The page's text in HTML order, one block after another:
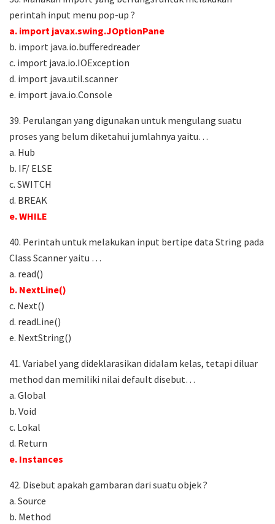
perintah input menu pop-up ?
a. import javax.swing.JOptionPane
b. import java.io.bufferedreader
c. import java.io.IOException
d. import java.util.scanner
e. import java.io.Console
39. Perulangan yang digunakan untuk mengulang suatu
proses yang belum diketahui jumlahnya yaitu…
a. Hub
b. IF/ ELSE
c. SWITCH
d. BREAK
e. WHILE
40. Perintah untuk melakukan input bertipe data String pada
Class Scanner yaitu …
a. read()
b. NextLine()
c. Next()
d. readLine()
e. NextString()
41. Variabel yang dideklarasikan didalam kelas, tetapi diluar
method dan memiliki nilai default disebut…
a. Global
b. Void
c. Lokal
d. Return
e. Instances
42. Disebut apakah gambaran dari suatu objek ?
a. Source
b. Method